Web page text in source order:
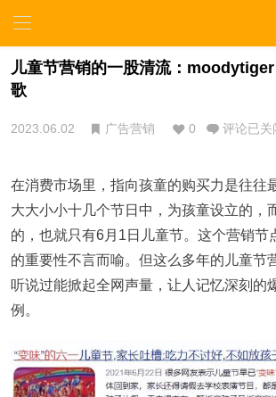
儿童节营销的一股清流：
歌
2023.06.02 广告营销 0 评论已关
在消费市场里，指向孩童的购买力是往往
大大小小十几个节日中，为孩童设立的，
的，也就只有6月1日儿童节。这个营销节
的重要性不言而喻。但这么多年的儿童节
听说过能掀起全网声量，让人记忆深刻的
例。